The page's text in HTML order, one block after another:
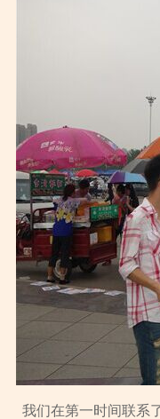
我们在第一时间联系了